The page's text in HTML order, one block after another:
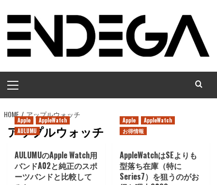
プ
イ
ン
メ
ニ
ュ
HOME アップルウォッチ
アップルウォッチ
Apple
AppleWatch
AULUMU
AULUMUのApple Watch用
バンドA02と純正のスポ
ーツバンドと比較して
Apple
AppleWatch
お得情報
AppleWatchはSEよりも
型落ち在庫（特に
Series7）を狙うのがお